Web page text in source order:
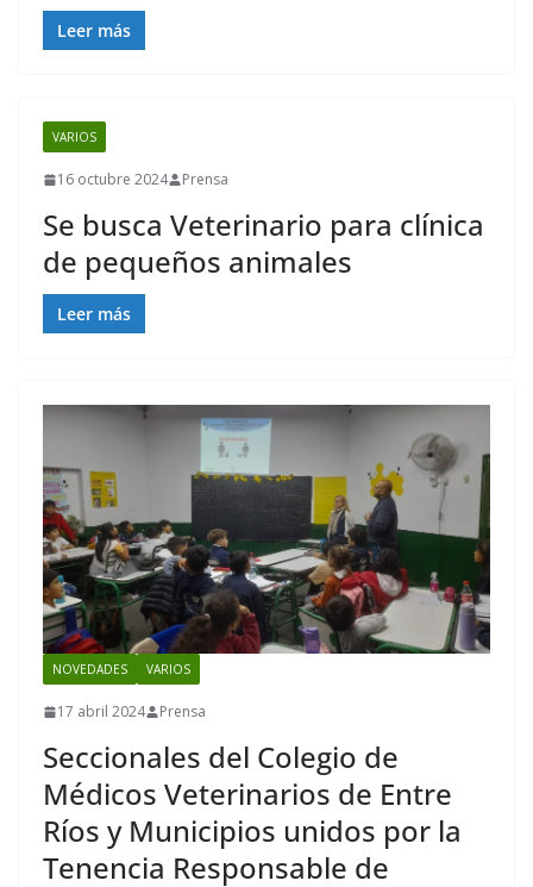
Leer más
VARIOS
16 octubre 2024 Prensa
Se busca Veterinario para clínica
de pequeños animales
Leer más
NOVEDADES VARIOS
17 abril 2024 Prensa
Seccionales del Colegio de
Médicos Veterinarios de Entre
Ríos y Municipios unidos por la
Tenencia Responsable de